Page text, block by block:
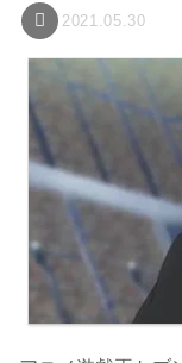
2021.05.30